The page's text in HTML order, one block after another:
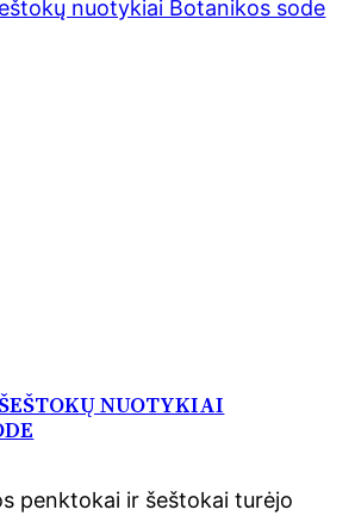
NUOTYKIAI
penktokai ir šeštokai turėjo